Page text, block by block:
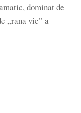
dominat de
„rana vie” a